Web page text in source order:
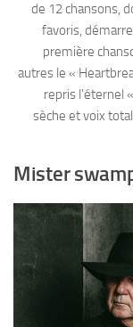
de 12 chansons,
favoris,
première
autres le «
repris l’éternel
sèche et voix
Mister